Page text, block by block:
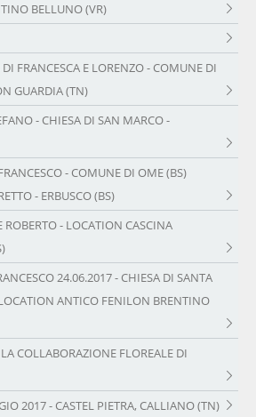
BELLUNO (VR)
FRANCESCA E LORENZO - COMUNE DI
GUARDIA (TN)
- CHIESA DI SAN MARCO -
- COMUNE DI OME (BS)
- ERBUSCO (BS)
- LOCATION CASCINA
24.06.2017 - CHIESA DI SANTA
ANTICO FENILON BRENTINO
COLLABORAZIONE FLOREALE DI
2017 - CASTEL PIETRA, CALLIANO (TN)